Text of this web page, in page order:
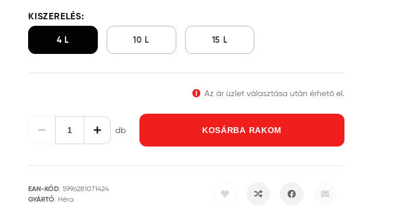
KISZERELÉS:
4 L 10 L 15 L
Az ár üzlet választása után érhető el.
db KOSÁRBA RAKOM
EAN-KÓD: 5996281071424
GYÁRTÓ: Héra